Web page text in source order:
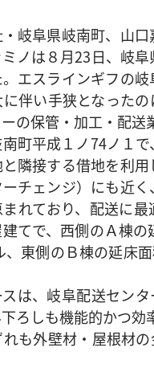
岐阜県岐南町、山口
ノは８月23日、岐
エスラインギフの岐
伴い手狭となった
の保管・加工・配送
町平成１ノ74ノ１で
隣接する借地を利
チェンジ）にも近
れており、配送に
てで、西側のＡ棟の
東側のＢ棟の延床
は、岐阜配送セン
ろしも機能的かつ効
も外壁材・屋根材